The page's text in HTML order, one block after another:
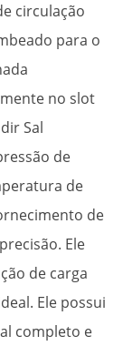
circulação
para o
no slot
Sal
de
de
de
Ele
de carga
Ele possui
completo e